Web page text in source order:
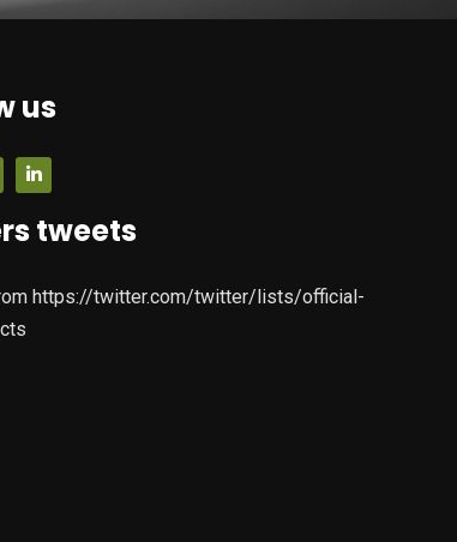
us
tweets
https://twitter.com/twitter/lists/official-